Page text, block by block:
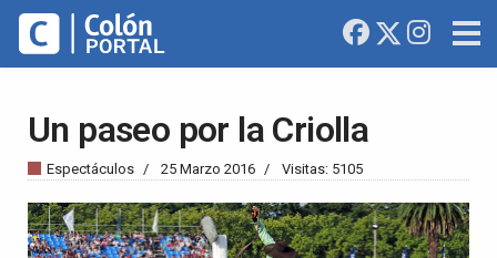
Un paseo por la Criolla
Espectáculos 25 Marzo 2016 Visitas: 5105